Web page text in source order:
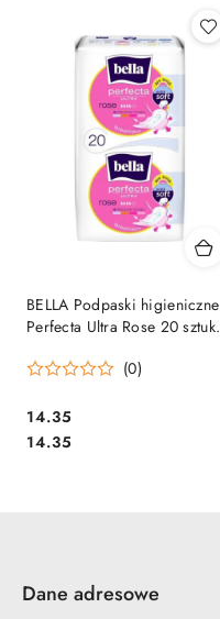
BELLA Podpaski higieniczne
Perfecta Ultra Rose 20 sztuk
(0)
Cena:
14.35
Cena:
14.35
Dane adresowe